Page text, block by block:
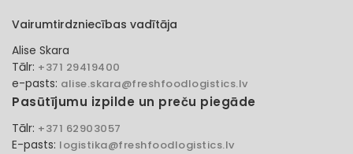
Vairumtirdzniecības vadītāja
Alise Skara
Tālr: +371 29419400
e-pasts: alise.skara@freshfoodlogistics.lv
Pasūtījumu izpilde un preču piegāde
Tālr: +371 62903057
E-pasts: logistika@freshfoodlogistics.lv